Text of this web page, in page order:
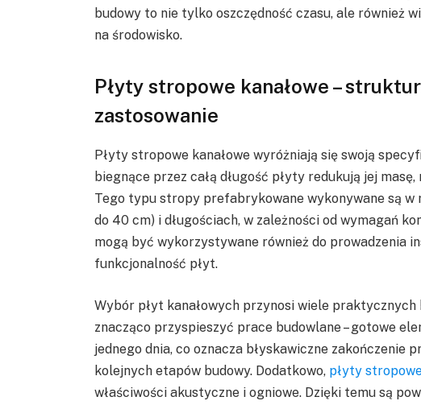
budowy to nie tylko oszczędność czasu, ale również
na środowisko.
Płyty stropowe kanałowe –
zastosowanie
Płyty stropowe kanałowe wyróżniają się swoją
biegnące przez całą długość płyty redukują jej
Tego typu stropy prefabrykowane wykonywane są w
do 40 cm) i długościach, w zależności od wymagań
mogą być wykorzystywane również do prowadzenia
funkcjonalność płyt.
Wybór płyt kanałowych przynosi wiele
znacząco przyspieszyć prace budowlane – gotowe
jednego dnia, co oznacza błyskawiczne zakończenie
kolejnych etapów budowy. Dodatkowo, płyty
właściwości akustyczne i ogniowe. Dzięki temu są